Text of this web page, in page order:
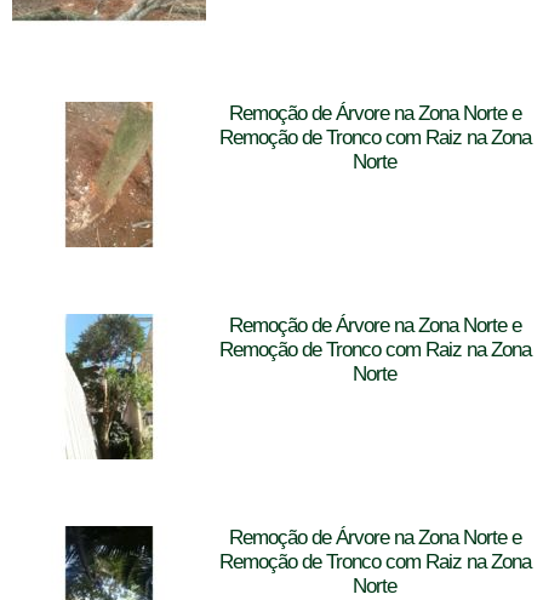
Remoção de Árvore na Zona Norte e
Remoção de Tronco com Raiz na Zona
Norte
Remoção de Árvore na Zona Norte e
Remoção de Tronco com Raiz na Zona
Norte
Remoção de Árvore na Zona Norte e
Remoção de Tronco com Raiz na Zona
Norte